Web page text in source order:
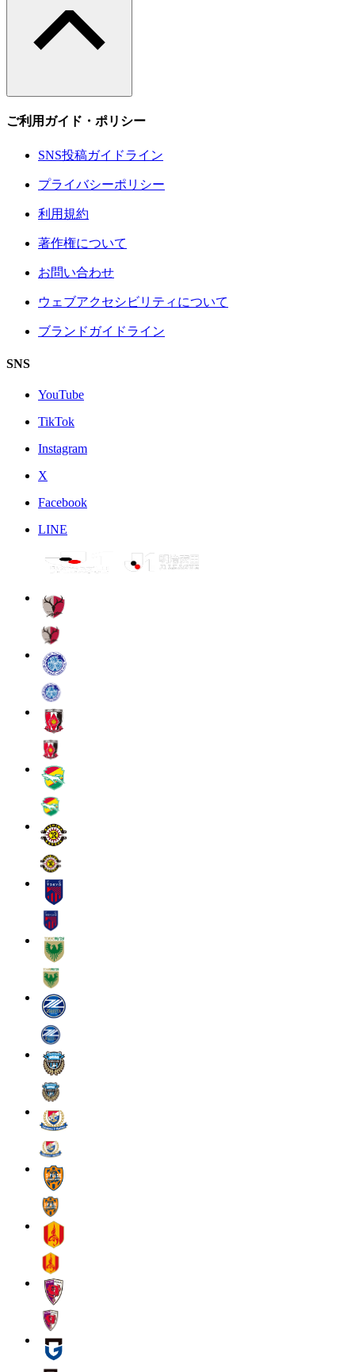
ご利用ガイド・ポリシー
SNS投稿ガイドライン
プライバシーポリシー
利用規約
著作権について
お問い合わせ
ウェブアクセシビリティについて
ブランドガイドライン
SNS
YouTube
TikTok
Instagram
X
Facebook
LINE